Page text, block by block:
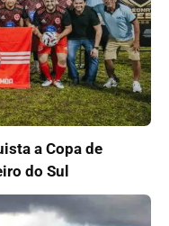
a Copa de
do Sul